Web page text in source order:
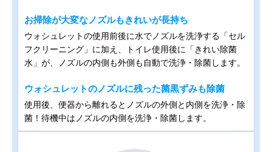
お掃除が大変なノズルもきれいが長持ち
ウォシュレットの使用前後に水でノズルを洗浄する「セル
フクリーニング」に加え、トイレ使用後に「きれい除菌
水」が、ノズルの内側も外側も自動で洗浄・除菌します。
ウォシュレットのノズルに残った菌黒ずみも除菌
使用後、便器から離れるとノズルの外側と内側を洗浄・除
菌！待機中はノズルの内側を洗浄・除菌します。